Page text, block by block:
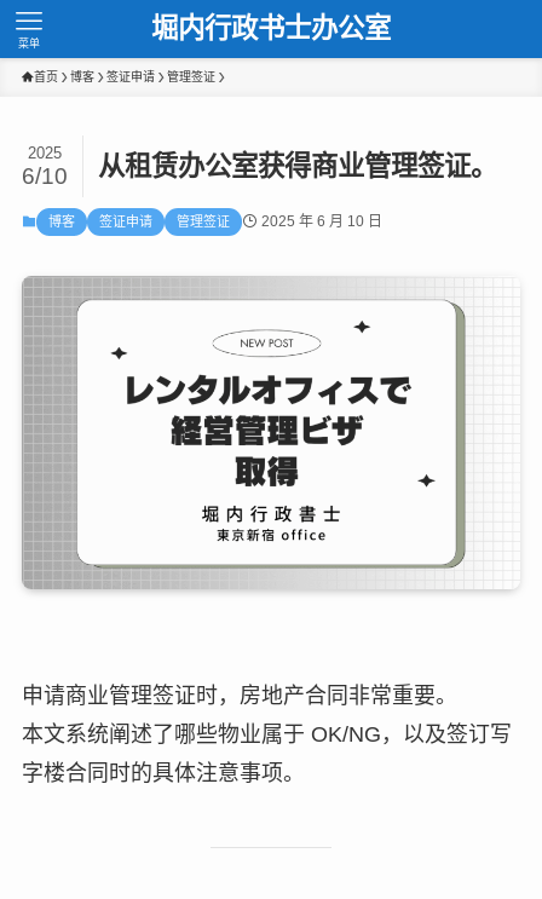
堀内行政书士办公室
菜单
首页 博客 签证申请 管理签证
从租赁办公室获得商业管理签证。
2025
6/10
博客 签证申请 管理签证 2025 年 6 月 10 日
申请商业管理签证时，房地产合同非常重要。
本文系统阐述了哪些物业属于 OK/NG，以及签订写
字楼合同时的具体注意事项。